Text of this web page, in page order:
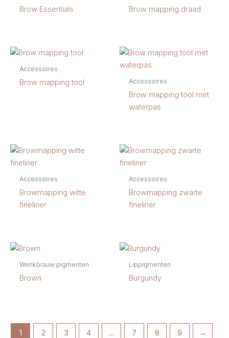
Brow Essentials Brow mapping draad
Accessoires
Brow mapping tool Accessoires
Brow mapping tool met
waterpas
Accessoires
Browmapping witte
fineliner
Accessoires
Browmapping zwarte
fineliner
Wenkbrauw pigmenten
Brown
Lippigmenten
Burgundy
1 2 3 4 … 7 8 9 →